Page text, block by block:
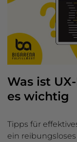
Was ist
es wichtig
Tipps für
ein